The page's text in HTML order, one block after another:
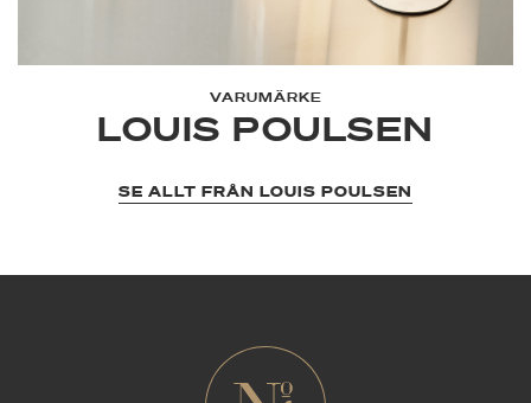
VARUMÄRKE
LOUIS POULSEN
SE ALLT FRÅN LOUIS POULSEN